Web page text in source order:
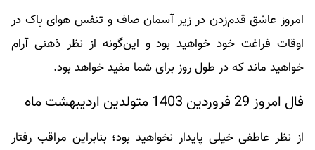
امروز عاشق قدم‌زدن در زیر آسمان صاف و تنفس هوای پاک در
اوقات فراغت خود خواهید بود و این‌گونه از نظر ذهنی آرام
خواهید ماند که در طول روز برای شما مفید خواهد بود.
فال امروز 29 فروردین 1403 متولدین اردیبهشت ماه
از نظر عاطفی خیلی پایدار نخواهید بود؛ بنابراین مراقب رفتار